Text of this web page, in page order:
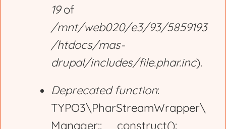
19of
/mnt/web020/e3/93/5859193
/htdocs/mas-
drupal/includes/file.phar.inc).
Deprecated function:
TYPO3\PharStreamWrapper\
Manager::__construct():